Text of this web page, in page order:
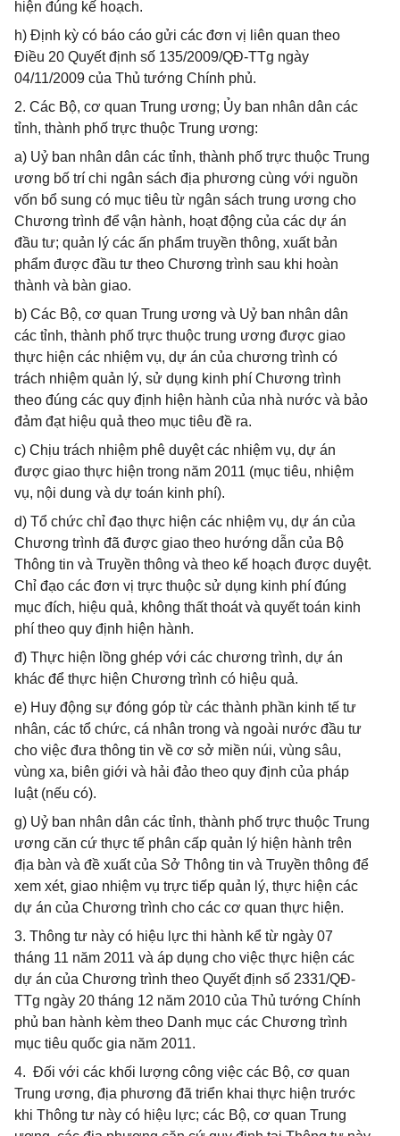
hiện đúng kế hoạch.
h) Định kỳ có báo cáo gửi các đơn vị liên quan theo
Điều 20 Quyết định số 135/2009/QĐ-TTg ngày
04/11/2009 của Thủ tướng Chính phủ.
2. Các Bộ, cơ quan Trung ương; Ủy ban nhân dân các
tỉnh, thành phố trực thuộc Trung ương:
a) Uỷ ban nhân dân các tỉnh, thành phố trực thuộc Trung
ương bố trí chi ngân sách địa phương cùng với nguồn
vốn bổ sung có mục tiêu từ ngân sách trung ương cho
Chương trình để vận hành, hoạt động của các dự án
đầu tư; quản lý các ấn phẩm truyền thông, xuất bản
phẩm được đầu tư theo Chương trình sau khi hoàn
thành và bàn giao.
b) Các Bộ, cơ quan Trung ương và Uỷ ban nhân dân
các tỉnh, thành phố trực thuộc trung ương được giao
thực hiện các nhiệm vụ, dự án của chương trình có
trách nhiệm quản lý, sử dụng kinh phí Chương trình
theo đúng các quy định hiện hành của nhà nước và bảo
đảm đạt hiệu quả theo mục tiêu đề ra.
c) Chịu trách nhiệm phê duyệt các nhiệm vụ, dự án
được giao thực hiện trong năm 2011 (mục tiêu, nhiệm
vụ, nội dung và dự toán kinh phí).
d) Tổ chức chỉ đạo thực hiện các nhiệm vụ, dự án của
Chương trình đã được giao theo hướng dẫn của Bộ
Thông tin và Truyền thông và theo kế hoạch được duyệt.
Chỉ đạo các đơn vị trực thuộc sử dụng kinh phí đúng
mục đích, hiệu quả, không thất thoát và quyết toán kinh
phí theo quy định hiện hành.
đ) Thực hiện lồng ghép với các chương trình, dự án
khác để thực hiện Chương trình có hiệu quả.
e) Huy động sự đóng góp từ các thành phần kinh tế tư
nhân, các tổ chức, cá nhân trong và ngoài nước đầu tư
cho việc đưa thông tin về cơ sở miền núi, vùng sâu,
vùng xa, biên giới và hải đảo theo quy định của pháp
luật (nếu có).
g) Uỷ ban nhân dân các tỉnh, thành phố trực thuộc Trung
ương căn cứ thực tế phân cấp quản lý hiện hành trên
địa bàn và đề xuất của Sở Thông tin và Truyền thông để
xem xét, giao nhiệm vụ trực tiếp quản lý, thực hiện các
dự án của Chương trình cho các cơ quan thực hiện.
3. Thông tư này có hiệu lực thi hành kể từ ngày 07
tháng 11 năm 2011 và áp dụng cho việc thực hiện các
dự án của Chương trình theo Quyết định số 2331/QĐ-
TTg ngày 20 tháng 12 năm 2010 của Thủ tướng Chính
phủ ban hành kèm theo Danh mục các Chương trình
mục tiêu quốc gia năm 2011.
4. Đối với các khối lượng công việc các Bộ, cơ quan
Trung ương, địa phương đã triển khai thực hiện trước
khi Thông tư này có hiệu lực; các Bộ, cơ quan Trung